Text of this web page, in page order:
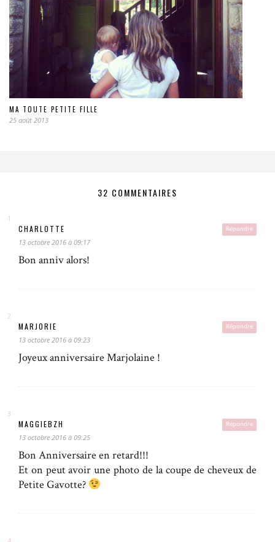
MA TOUTE PETITE FILLE
25 août 2013
32 COMMENTAIRES
Répondre
CHARLOTTE
13 octobre 2016 à 09:17
Bon anniv alors!
Répondre
MARJORIE
13 octobre 2016 à 09:23
Joyeux anniversaire Marjolaine !
Répondre
MAGGIEBZH
13 octobre 2016 à 09:25
Bon Anniversaire en retard!!!
Et on peut avoir une photo de la coupe de cheveux de
Petite Gavotte?